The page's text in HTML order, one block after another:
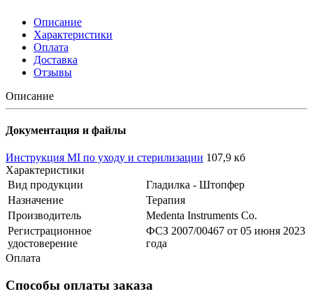
Описание
Характеристики
Оплата
Доставка
Отзывы
Описание
Документация и файлы
Инструкция MI по уходу и стерилизации 107,9 кб
Характеристики
Вид продукции
Гладилка - Штопфер
Назначение
Терапия
Производитель
Medenta Instruments Co.
Регистрационное
удостоверение
ФСЗ 2007/00467 от 05 июня 2023
года
Оплата
Способы оплаты заказа